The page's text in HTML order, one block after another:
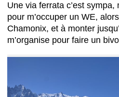
Une via ferrata c’est sympa,
pour m’occuper un WE,
Chamonix, et à monter
m’organise pour faire un